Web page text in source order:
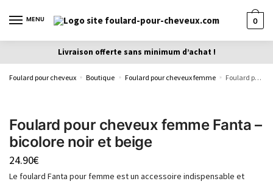
MENU 0
Livraison offerte sans minimum d’achat !
Foulard pour cheveux » Boutique » Foulard pour cheveux femme » Foulard pour cheveux femme Fanta – bicolore noir et beige
Foulard pour cheveux femme Fanta –
bicolore noir et beige
24.90€
Le foulard Fanta pour femme est un accessoire indispensable et